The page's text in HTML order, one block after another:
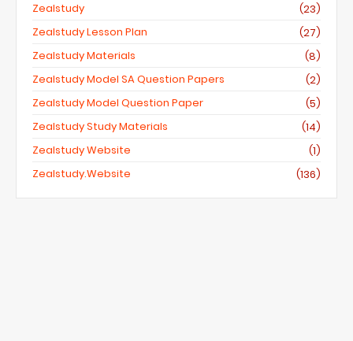
Zealstudy
(23)
Zealstudy Lesson Plan
(27)
Zealstudy Materials
(8)
Zealstudy Model SA Question Papers
(2)
Zealstudy Model Question Paper
(5)
Zealstudy Study Materials
(14)
Zealstudy Website
(1)
Zealstudy.website
(136)